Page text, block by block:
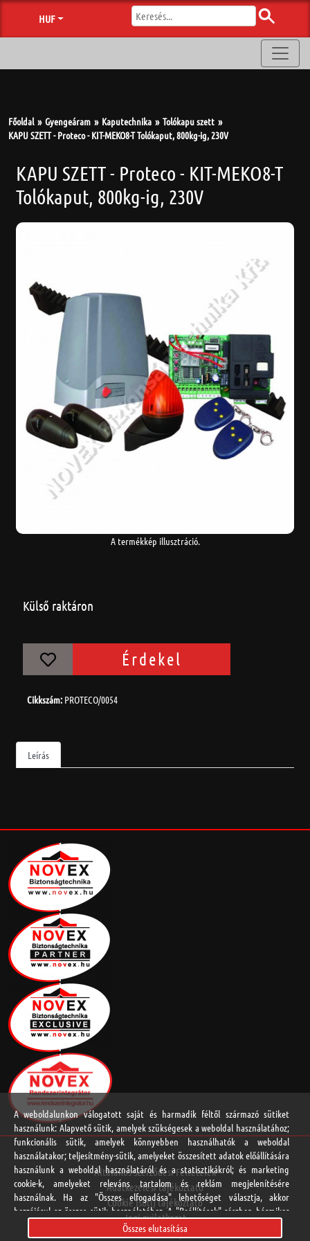
HUF
Főoldal Gyengeáram Kaputechnika
Tolókapu szett
KAPU SZETT - Proteco - KIT-MEKO8-T Tolókaput, 800kg-ig, 230V
KAPU SZETT - Proteco - KIT-MEKO8-T
Tolókaput, 800kg-ig, 230V
A termékkép illusztráció.
Külső raktáron
Érdekel
Cikkszám: PROTECO/0054
Leírás
Általános Szerződési Feltételek
Adatkezelési tájékoztató
Cookie (süti) tájékoztató
Jogi nyilatkozat
Online vitarendezési platform
A weboldalunkon válogatott saját és harmadik féltől származó sütiket
használunk: Alapvető sütik, amelyek szükségesek a weboldal használatához;
funkcionális sütik, amelyek könnyebben használhatók a weboldal
használatakor; teljesítmény-sütik, amelyeket összesített adatok előállítására
használunk a weboldal használatáról és a statisztikákról; és marketing
cookie-k, amelyeket releváns tartalom és reklám megjelenítésére
használnak. Ha az "Összes elfogadása" lehetőséget választja, akkor
hozzájárul az összes sütik használatához. A "Beállítások" részben bármikor
elfogadhat és elutasíthat egyedi sütitípusokat, és visszavonhatja a jövőre
vonatkozó beleegyezését.
Összes elutasítása